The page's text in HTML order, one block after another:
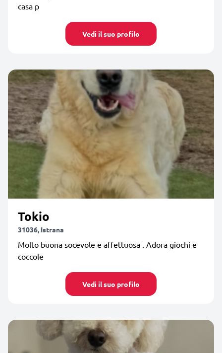
casa p
Vedi il suo profilo
Tokio
31036, Istrana
Molto buona socevole e affettuosa . Adora giochi e
coccole
Vedi il suo profilo